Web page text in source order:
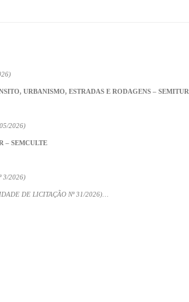
URBANISMO, ESTRADAS E RODAGENS – SEMITUR
2026)
– SEMCULTE
3/2026)
DE LICITAÇÃO Nº 31/2026)…